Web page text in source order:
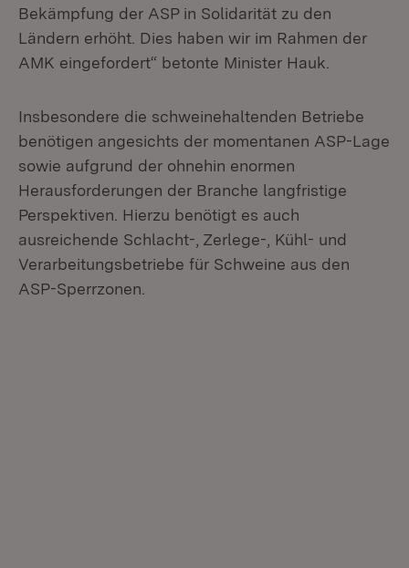
Bekämpfung der ASP in Solidarität zu den
Ländern erhöht. Dies haben wir im Rahmen der
AMK eingefordert“ betonte Minister Hauk.
Insbesondere die schweinehaltenden Betriebe
benötigen angesichts der momentanen ASP-Lage
sowie aufgrund der ohnehin enormen
Herausforderungen der Branche langfristige
Perspektiven. Hierzu benötigt es auch
ausreichende Schlacht-, Zerlege-, Kühl- und
Verarbeitungsbetriebe für Schweine aus den
ASP-Sperrzonen.